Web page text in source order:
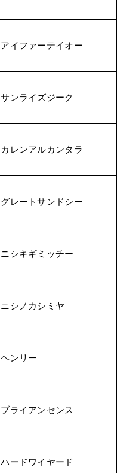
アイファーテイオー
サンライズジーク
カレンアルカンタラ
グレートサンドシー
ニシキギミッチー
ニシノカシミヤ
ヘンリー
ブライアンセンス
ハードワイヤード